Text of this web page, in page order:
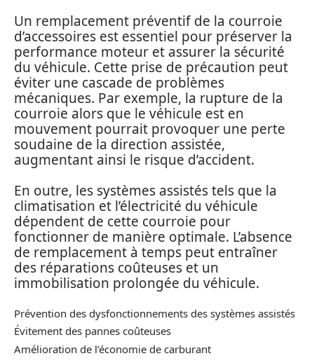
Un remplacement préventif de la courroie
d’accessoires est essentiel pour préserver la
performance moteur et assurer la sécurité
du véhicule. Cette prise de précaution peut
éviter une cascade de problèmes
mécaniques. Par exemple, la rupture de la
courroie alors que le véhicule est en
mouvement pourrait provoquer une perte
soudaine de la direction assistée,
augmentant ainsi le risque d’accident.
En outre, les systèmes assistés tels que la
climatisation et l’électricité du véhicule
dépendent de cette courroie pour
fonctionner de manière optimale. L’absence
de remplacement à temps peut entraîner
des réparations coûteuses et un
immobilisation prolongée du véhicule.
Prévention des dysfonctionnements des systèmes assistés
Évitement des pannes coûteuses
Amélioration de l’économie de carburant